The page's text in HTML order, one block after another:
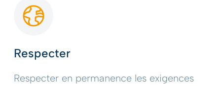
Respecter
Respecter en permanence les exigences